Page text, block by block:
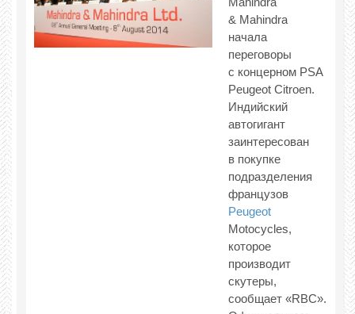
& Mahindra
начала
переговоры
с концерном PSA
Peugeot Citroen.
Индийский
автогигант
заинтересован
в покупке
подразделения
французов
Peugeot
Motocycles,
которое
производит
скутеры,
сообщает «RBC».